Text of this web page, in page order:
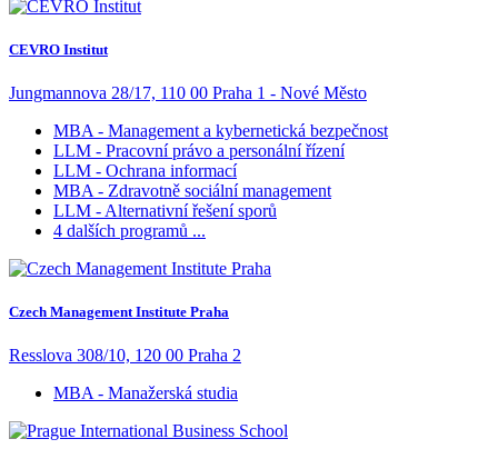
CEVRO Institut
Jungmannova 28/17, 110 00 Praha 1 - Nové Město
MBA - Management a kybernetická bezpečnost
LLM - Pracovní právo a personální řízení
LLM - Ochrana informací
MBA - Zdravotně sociální management
LLM - Alternativní řešení sporů
4 dalších programů ...
Czech Management Institute Praha
Resslova 308/10, 120 00 Praha 2
MBA - Manažerská studia